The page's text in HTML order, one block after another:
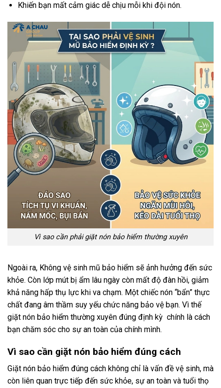
Khiến bạn mất cảm giác dễ chịu mỗi khi đội nón.
Vì sao cần phải giặt nón bảo hiểm thường xuyên
Ngoài ra, Không vệ sinh mũ bảo hiểm sẽ ảnh hưởng đến sức
khỏe. Còn lớp mút bị ẩm lâu ngày còn mất độ đàn hồi, giảm
khả năng hấp thụ lực khi va chạm. Một chiếc nón “bẩn” thực
chất đang âm thầm suy yếu chức năng bảo vệ bạn. Vì thế
giặt nón bảo hiểm thường xuyên đúng định kỳ chính là cách
bạn chăm sóc cho sự an toàn của chính mình.
Vì sao cần giặt nón bảo hiểm đúng cách
Giặt nón bảo hiểm đúng cách không chỉ là vấn đề vệ sinh, mà
còn liên quan trực tiếp đến sức khỏe, sự an toàn và tuổi thọ